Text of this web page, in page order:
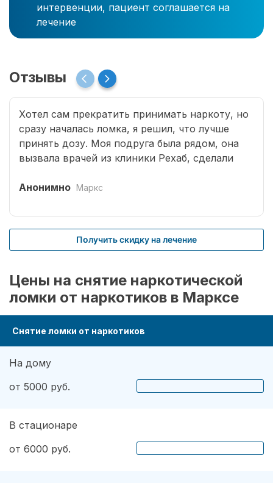
интервенции, пациент соглашается на
лечение
Отзывы
Хотел сам прекратить принимать наркоту, но
сразу началась ломка, я решил, что лучше
принять дозу. Моя подруга была рядом, она
вызвала врачей из клиники Рехаб, сделали
что надо там пролечиться основательно.
Анонимно Маркс
Получить скидку на лечение
Цены на снятие наркотической
ломки от наркотиков в Марксе
Снятие ломки от наркотиков
На дому
от 5000 руб.
В стационаре
от 6000 руб.